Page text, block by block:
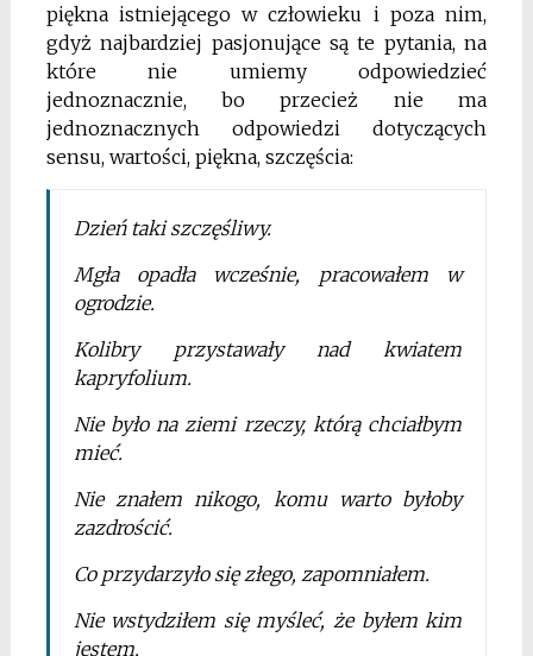
piękna istniejącego w człowieku i poza nim,
gdyż najbardziej pasjonujące są te pytania, na
które nie umiemy odpowiedzieć
jednoznacznie, bo przecież nie ma
jednoznacznych odpowiedzi dotyczących
sensu, wartości, piękna, szczęścia:
Dzień taki szczęśliwy.
Mgła opadła wcześnie, pracowałem w
ogrodzie.
Kolibry przystawały nad kwiatem
kapryfolium.
Nie było na ziemi rzeczy, którą chciałbym
mieć.
Nie znałem nikogo, komu warto byłoby
zazdrościć.
Co przydarzyło się złego, zapomniałem.
Nie wstydziłem się myśleć, że byłem kim
jestem.